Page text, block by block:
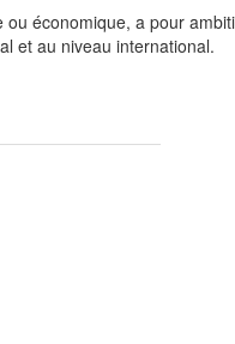
économique, a pour
et au niveau international.